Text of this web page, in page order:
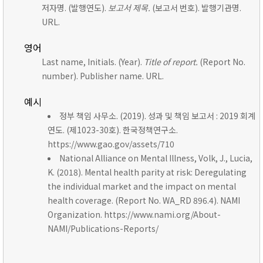
저자명. (발행연도). 보고서 제목. (보고서 번호). 발행기관명.
URL.
영어
Last name, Initials. (Year). Title of report. (Report No.
number). Publisher name. URL.
예시
정부 책임 사무소. (2019). 성과 및 책임 보고서 : 2019 회계
연도. (제1023-30호). 한국정책연구소.
https://www.gao.gov/assets/710
National Alliance on Mental Illness, Volk, J., Lucia,
K. (2018). Mental health parity at risk: Deregulating
the individual market and the impact on mental
health coverage. (Report No. WA_RD 896.4). NAMI
Organization. https://www.nami.org/About-
NAMI/Publications-Reports/